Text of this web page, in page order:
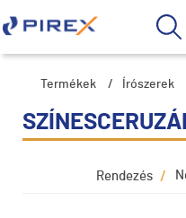
Termékek / Írószerek
Rendezés /